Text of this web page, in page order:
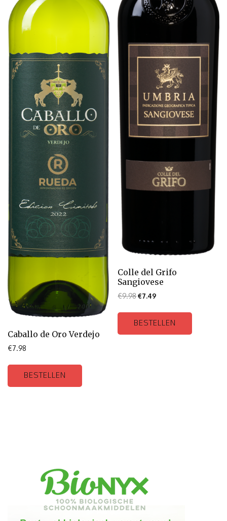
Caballo de Oro Verdejo
€7.98
BESTELLEN
Colle del Grifo
Sangiovese
€9.98€7.49
BESTELLEN